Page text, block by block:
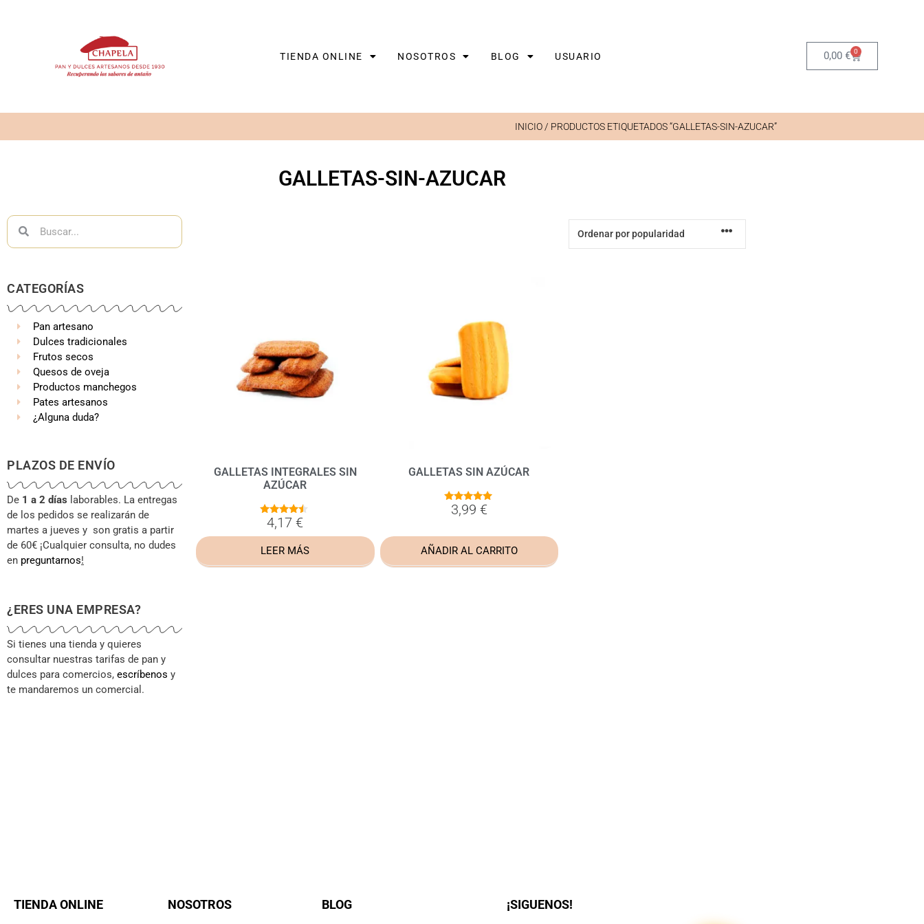
TIENDA ONLINE NOSOTROS BLOG USUARIO 0,00 € 0
INICIO / PRODUCTOS ETIQUETADOS “GALLETAS-SIN-AZUCAR”
GALLETAS-SIN-AZUCAR
CATEGORÍAS
Pan artesano
Dulces tradicionales
Frutos secos
Quesos de oveja
Productos manchegos
Pates artesanos
¿Alguna duda?
PLAZOS DE ENVÍO
De 1 a 2 días laborables. La entregas
de los pedidos se realizarán de
martes a jueves y son gratis a partir
de 60€ ¡Cualquier consulta, no dudes
en preguntarnos!
¿ERES UNA EMPRESA?
Si tienes una tienda y quieres
consultar nuestras tarifas de pan y
dulces para comercios, escríbenos y
te mandaremos un comercial.
GALLETAS INTEGRALES SIN
AZÚCAR
4.33
de 5
4,17€
LEER MÁS
GALLETAS SIN AZÚCAR
4.80
de 5
3,99 €
AÑADIR AL CARRITO
TIENDA ONLINE NOSOTROS BLOG ¡SIGUENOS!